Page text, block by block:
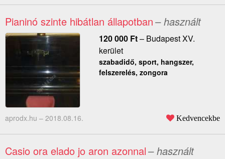
Pianinó szinte hibátlan állapotban– használt
120 000 Ft– Budapest XV.
kerület
szabadidő, sport, hangszer,
felszerelés, zongora
aprodx.hu – 2018.08.16. Kedvencekbe
Casio ora elado jo aron azonnal– használt